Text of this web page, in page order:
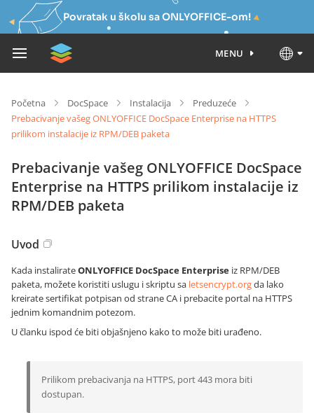
Povratak u školu sa ONLYOFFICE-om!
MENU
Početna DocSpace Instalacija
Preduzeće
Prebacivanje vašeg ONLYOFFICE DocSpace Enterprise na HTTPS
prilikom instalacije iz RPM/DEB paketa
Prebacivanje vašeg ONLYOFFICE DocSpace
Enterprise na HTTPS prilikom instalacije iz
RPM/DEB paketa
Uvod
Kada instalirateONLYOFFICE DocSpace Enterprise iz RPM/DEB
paketa, možete koristiti uslugu i skriptu sa letsencrypt.orgda lako
kreirate sertifikat potpisan od strane CA i prebacite portal na HTTPS
jednim komandnim potezom.
U članku ispod će biti objašnjeno kako to može biti urađeno.
Prilikom prebacivanja na HTTPS, port 443 mora biti
dostupan.